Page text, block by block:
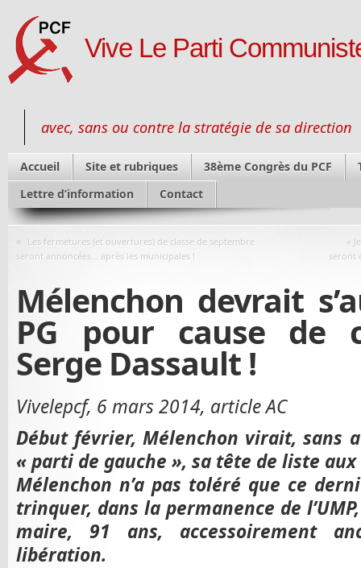
Vive Le Parti
avec, sans ou contre la stratégie de sa direction
Accueil Site et rubriques 38ème Congrès du PCF
Lettre d’information
Contact
« Les fermetures (et ouvertures) de classe de septembre
seront annoncées… après les municipales !
«
seront
Mélenchon devrait
PG pour cause de
Serge Dassault !
Vivelepcf, 6 mars 2014, article AC
Début février, Mélenchon virait, sans
« parti de gauche », sa tête de liste
Mélenchon n’a pas toléré que ce
trinquer, dans la permanence de
maire, 91 ans, accessoirement
libération.